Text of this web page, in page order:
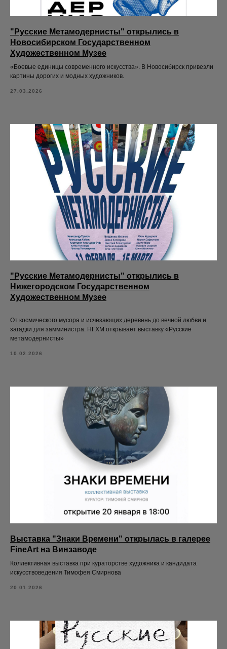
"Русские Метамодернисты" открылись в
Новосибирском Государственном
Художественном Музее
«Боевые единицы современного искусства». В Новосибирск привезли
картины дорогих и модных художников.
27.03.2026
"Русские Метамодернисты" открылись в
Нижегородском Государственном
Художественном Музее
От космического мусора и исчезающих деревень до вечной любви и
загадки для замминистра: НГХМ открывает выставку «Русские
метамодернисты»
10.02.2026
Выставка "Знаки Времени" открылась в галерее
FineArt на Винзаводе
Коллективная выставка при кураторстве художника и кандидата
искусствоведения Тимофея Смирнова
20.01.2026